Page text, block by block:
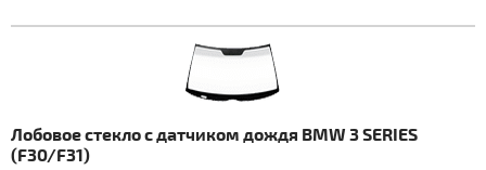
Лобовое стекло с датчиком дождя BMW 3 SERIES
(F30/F31)